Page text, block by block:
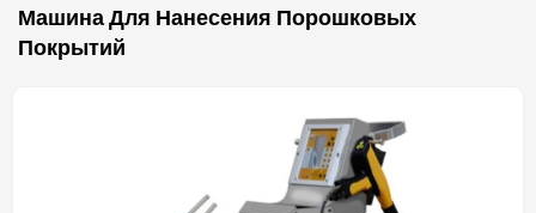
Машина Для Нанесения Порошковых
Покрытий